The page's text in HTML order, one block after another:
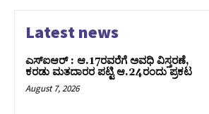
Latest news
ಎಸ್‌ಐಆರ್‌ : ಆ.17ರವರೆಗೆ ಅವಧಿ ವಿಸ್ತರಣೆ,
ಕರಡು ಮತದಾರರ ಪಟ್ಟಿ ಆ.24ರಂದು ಪ್ರಕಟ
August 7, 2026